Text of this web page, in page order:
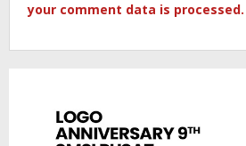
your comment data is processed.